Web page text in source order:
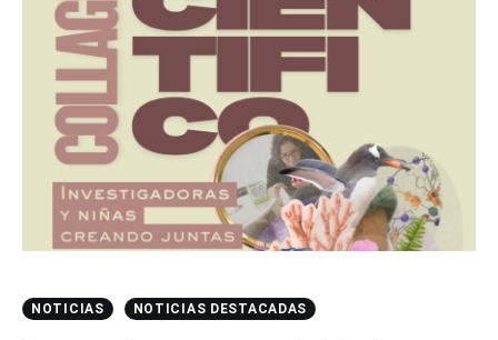
NOTICIAS NOTICIAS DESTACADAS